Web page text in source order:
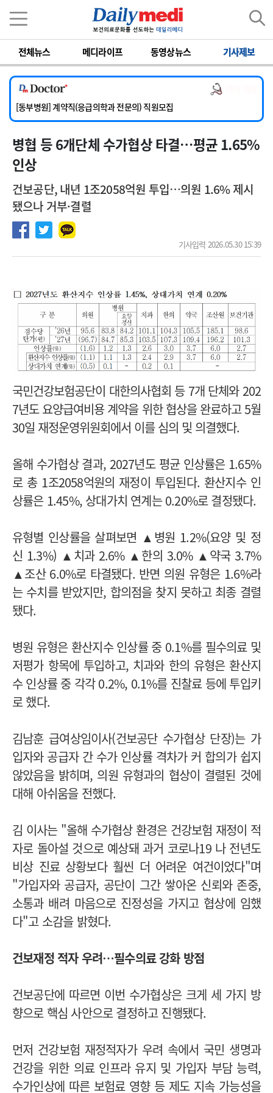
전체뉴스 메디라이프 동영상뉴스 기사제보
[서울아산병원] 2026년 하반기 인턴 모집
[영남대학교의료원] 마취통증의학과 임기제 임상의사 채용
[충남대학교병원] 소아청소년과(소아응급전담) 계약직 의사 공개채용
[동부병원] 계약직(응급의학과 전문의) 직원모집
[이대목동병원] 하반기 전공의(레지던트1년차) 모집
[서울아산병원] 2026년 하반기 인턴 모집
[영남대학교의료원] 마취통증의학과 임기제 임상의사 채용
병협 등 6개단체 수가협상 타결…평균 1.65%
인상
건보공단, 내년 1조2058억원 투입…의원 1.6% 제시
됐으나 거부·결렬
기사입력 2026.05.30 15:39
국민건강보험공단이 대한의사협회 등 7개 단체와 202
7년도 요양급여비용 계약을 위한 협상을 완료하고 5월
30일 재정운영위원회에서 이를 심의 및 의결했다.
올해 수가협상 결과, 2027년도 평균 인상률은 1.65%
로 총 1조2058억원의 재정이 투입된다. 환산지수 인
상률은 1.45%, 상대가치 연계는 0.20%로 결정됐다.
유형별 인상률을 살펴보면 ▲병원 1.2%(요양 및 정
신 1.3%) ▲치과 2.6% ▲한의 3.0% ▲약국 3.7%
▲조산 6.0%로 타결됐다. 반면 의원 유형은 1.6%라
는 수치를 받았지만, 합의점을 찾지 못하고 최종 결렬
됐다.
병원 유형은 환산지수 인상률 중 0.1%를 필수의료 및
저평가 항목에 투입하고, 치과와 한의 유형은 환산지
수 인상률 중 각각 0.2%, 0.1%를 진찰료 등에 투입키
로 했다.
김남훈 급여상임이사(건보공단 수가협상 단장)는 가
입자와 공급자 간 수가 인상률 격차가 커 합의가 쉽지
않았음을 밝히며, 의원 유형과의 협상이 결렬된 것에
대해 아쉬움을 전했다.
김 이사는 "올해 수가협상 환경은 건강보험 재정이 적
자로 돌아설 것으로 예상돼 과거 코로나19 나 전년도
비상 진료 상황보다 훨씬 더 어려운 여건이었다"며
"가입자와 공급자, 공단이 그간 쌓아온 신뢰와 존중,
소통과 배려 마음으로 진정성을 가지고 협상에 임했
다"고 소감을 밝혔다.
건보재정 적자 우려…필수의료 강화 방점
건보공단에 따르면 이번 수가협상은 크게 세 가지 방
향으로 핵심 사안으로 결정하고 진행됐다.
먼저 건강보험 재정적자가 우려 속에서 국민 생명과
건강을 위한 의료 인프라 유지 및 가입자 부담 능력,
수가인상에 따른 보험료 영향 등 제도 지속 가능성을